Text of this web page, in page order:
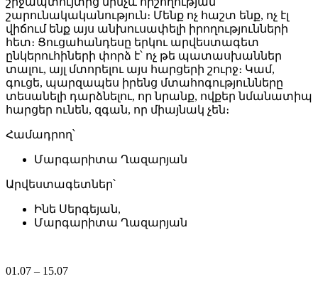
շարունակականություն։ Մենք ոչ հաշտ ենք, ոչ էլ
վիճում ենք այս անխուսափելի իրողությունների
հետ։ Ցուցահանդեսը երկու արվեստագետ
ընկերուհիների փորձ է՝ ոչ թե պատասխաններ
տալու, այլ մտորելու այս հարցերի շուրջ։ Կամ,
գուցե, պարզապես իրենց մտահոգությունները
տեսանելի դարձնելու, որ նրանք, ովքեր նմանատիպ
հարցեր ունեն, զգան, որ միայնակ չեն։
Համադրող՝
Մարգարիտա Ղազարյան
Արվեստագետներ՝
Ինե Սերգեյան,
Մարգարիտա Ղազարյան
01.07 – 15.07